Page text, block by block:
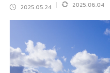
2025.05.24 2025.06.04